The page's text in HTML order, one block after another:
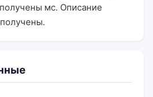
мс. Описание